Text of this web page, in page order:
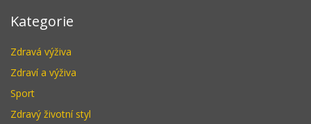
Kategorie
Zdravá výživa
Zdraví a výživa
Sport
Zdravý životní styl